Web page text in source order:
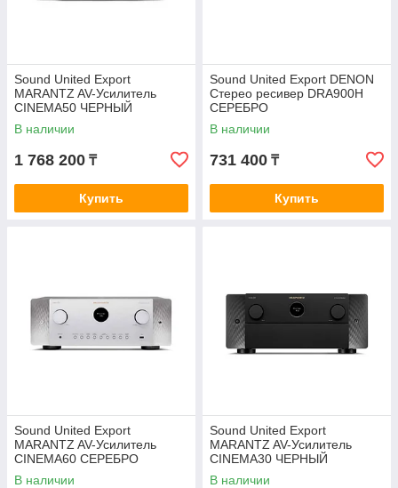
Sound United Export
MARANTZ AV-Усилитель
CINEMA50 ЧЕРНЫЙ
В наличии
1 768 200 ₸
Купить
Sound United Export DENON
Стерео ресивер DRA900H
СЕРЕБРО
В наличии
731 400 ₸
Купить
Sound United Export
MARANTZ AV-Усилитель
CINEMA60 СЕРЕБРО
В наличии
Sound United Export
MARANTZ AV-Усилитель
CINEMA30 ЧЕРНЫЙ
В наличии